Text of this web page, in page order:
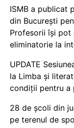
ISMB a publicat
din București
Profesorii își pot
eliminatorie la
UPDATE
la Limba și
condiții pentru a
28 de școli din
pe terenul de